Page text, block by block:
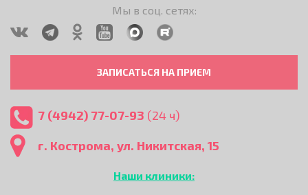
Мы в соц. сетях:
ЗАПИСАТЬСЯ НА ПРИЕМ
7 (4942) 77-07-93 (24 ч)
г. Кострома, ул. Никитская, 15
Наши клиники: